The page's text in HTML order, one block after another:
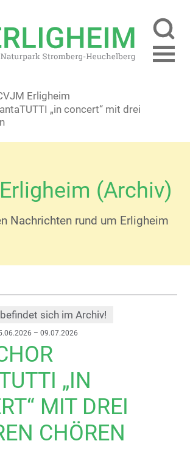
Erligheim
„in concert“ mit drei
(Archiv)
Nachrichten rund um Erligheim
sich im Archiv!
– 09.07.2026
„IN
MIT DREI
CHÖREN